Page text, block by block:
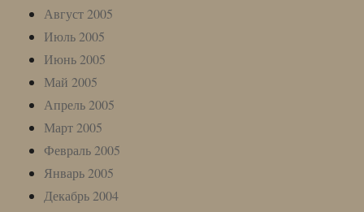
Август 2005
Июль 2005
Июнь 2005
Май 2005
Апрель 2005
Март 2005
Февраль 2005
Январь 2005
Декабрь 2004